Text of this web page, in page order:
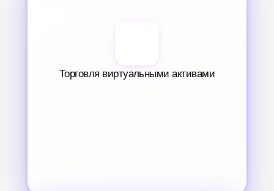
Торговля виртуальными активами